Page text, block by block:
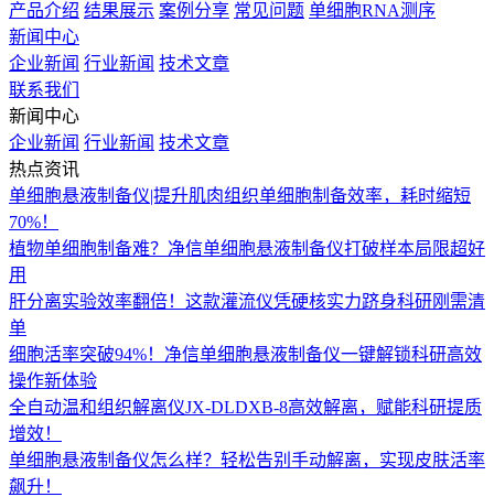
产品介绍 结果展示 案例分享 常见问题 单细胞RNA测序
新闻中心
企业新闻 行业新闻 技术文章
联系我们
新闻中心
企业新闻 行业新闻 技术文章
热点资讯
单细胞悬液制备仪|提升肌肉组织单细胞制备效率，耗时缩短
70%！
植物单细胞制备难？净信单细胞悬液制备仪打破样本局限超好
用
肝分离实验效率翻倍！这款灌流仪凭硬核实力跻身科研刚需清
单
细胞活率突破94%！净信单细胞悬液制备仪一键解锁科研高效
操作新体验
全自动温和组织解离仪JX-DLDXB-8高效解离，赋能科研提质
增效！
单细胞悬液制备仪怎么样？轻松告别手动解离，实现皮肤活率
飙升！